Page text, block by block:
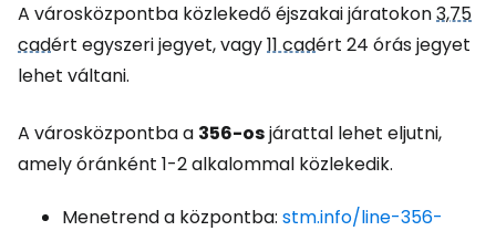
A városközpontba közlekedő éjszakai járatokon3,75
cadért egyszeri jegyet, vagy11 cadért 24 órás jegyet
lehet váltani.
A városközpontba a 356-osjárattal lehet eljutni,
amely óránként 1-2 alkalommal közlekedik.
Menetrend a központba: stm.info/line-356-